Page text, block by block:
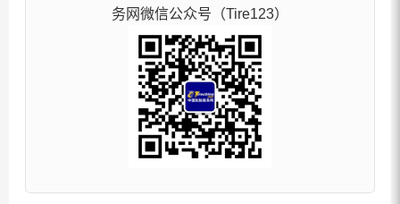
务网微信公众号（Tire123）